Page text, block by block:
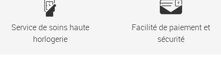
Service de soins haute
horlogerie
Facilité de paiement et
sécurité